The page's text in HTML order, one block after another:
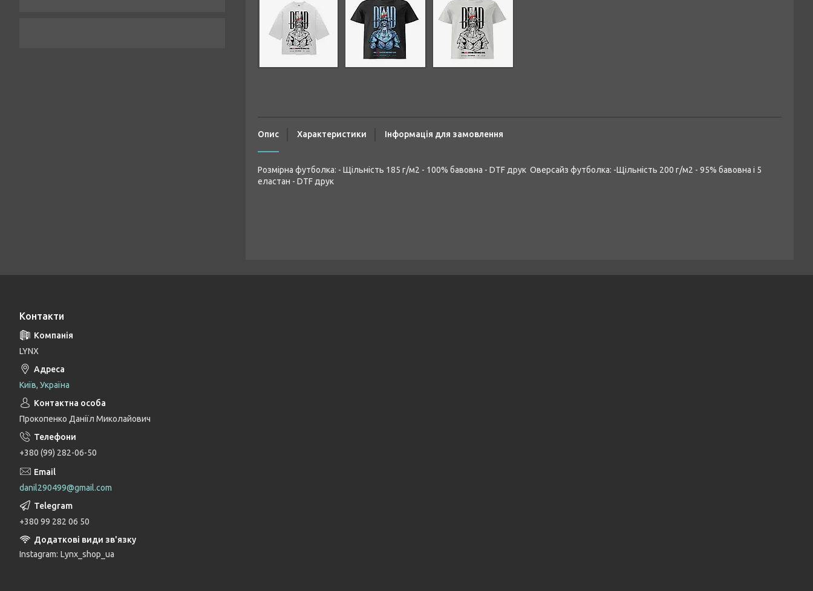
Опис Характеристики Інформація для замовлення
Розмірна футболка: - Щільність 185 г/м2 - 100% бавовна - DTF друк Оверсайз футболка: -Щільність 200 г/м2 - 95% бавовна і 5
еластан - DTF друк
Контакти
LYNX
Київ, Україна
Прокопенко Даніїл Миколайович
+380 (99) 282-06-50
danil290499@gmail.com
+380 99 282 06 50
Instagram Lynx_shop_ua